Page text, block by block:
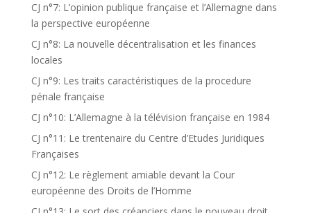
CJ n°7: L’opinion publique française et l’Allemagne dans
la perspective européenne
CJ n°8: La nouvelle décentralisation et les finances
locales
CJ n°9: Les traits caractéristiques de la procedure
pénale française
CJ n°10: L’Allemagne à la télévision française en 1984
CJ n°11: Le trentenaire du Centre d’Etudes Juridiques
Françaises
CJ n°12: Le règlement amiable devant la Cour
européenne des Droits de l’Homme